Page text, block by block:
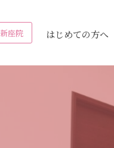
新座院 はじめての方へ
しわ・たるみ
フォトフェイシャル
ニキビ・ニキビ跡
メディア・実績